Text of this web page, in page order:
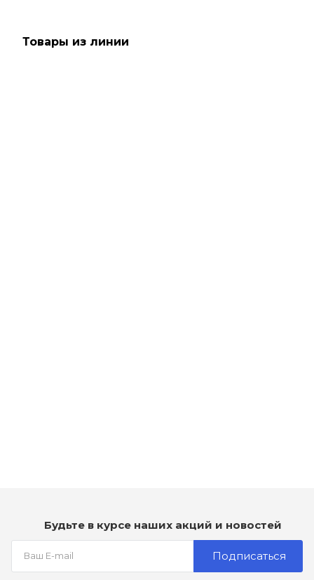
Товары из линии
Будьте в курсе наших акций и новостей
Подписаться